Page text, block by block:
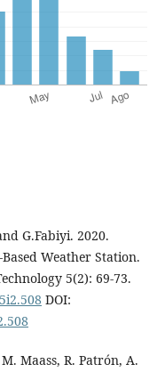
G.Fabiyi. 2020.
Weather Station.
5(2): 69-73.
DOI:
Maass, R. Patrón, A.